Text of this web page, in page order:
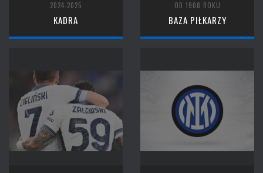
2024-2025
KADRA
OD 1908 ROKU
BAZA PIŁKARZY